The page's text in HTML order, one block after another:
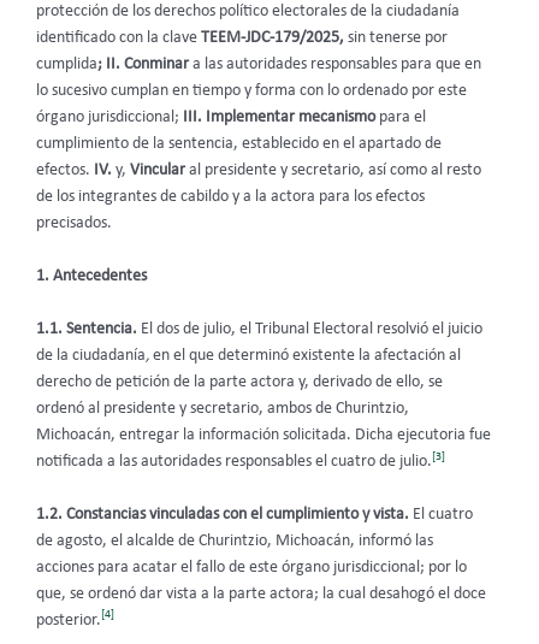
protección de los derechos político electorales de la ciudadanía
identificado con la clave TEEM-JDC-179/2025, sin tenerse por
cumplida; II. Conminara las autoridades responsables para que en
lo sucesivo cumplan en tiempo y forma con lo ordenado por este
órgano jurisdiccional;
III. Implementar mecanismopara el
cumplimiento de la sentencia, establecido en el apartado de
efectos.
IV. y, Vincularal presidente y secretario, así como al resto
de los integrantes de cabildo y a la actora para los efectos
precisados.
1. Antecedentes
1.1. Sentencia. El dos de julio, el Tribunal Electoral resolvió el juicio
de la ciudadanía, en el que determinó existente la afectación al
derecho de petición de la parte actora y, derivado de ello, se
ordenó al presidente y secretario, ambos de Churintzio,
Michoacán, entregar la información solicitada. Dicha ejecutoria fue
notificada a las autoridades responsables el cuatro de julio.[3]
1.2. Constancias vinculadas con el cumplimiento y vista. El cuatro
de agosto, el alcalde de Churintzio, Michoacán, informó las
acciones para acatar el fallo de este órgano jurisdiccional; por lo
que, se ordenó dar vista a la parte actora; la cual desahogó el doce
posterior. [4]